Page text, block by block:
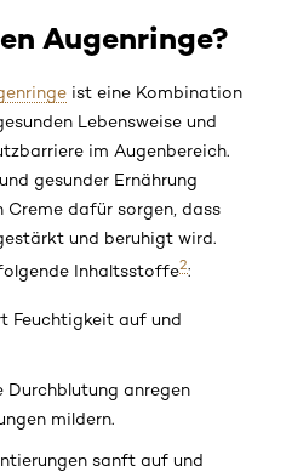
Augenringe?
ist eine Kombination
Lebensweise und
im Augenbereich.
gesunder Ernährung
dafür sorgen, dass
und beruhigt wird.
Inhaltsstoffe2:
Feuchtigkeit auf und
Durchblutung anregen
mildern.
sanft auf und